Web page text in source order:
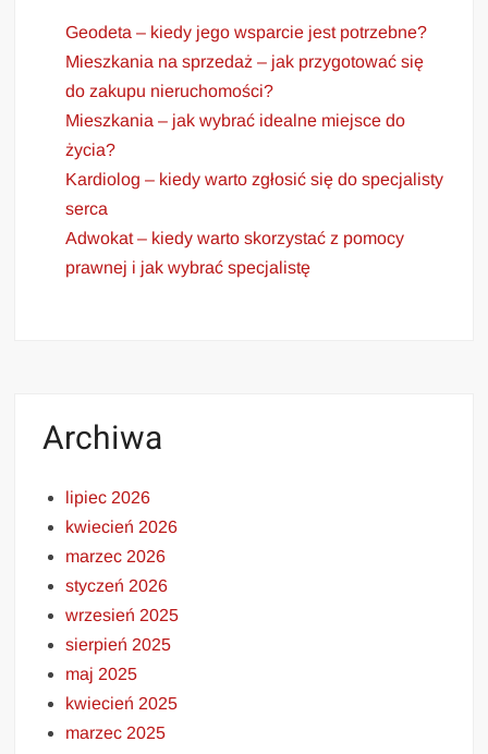
Geodeta – kiedy jego wsparcie jest potrzebne?
Mieszkania na sprzedaż – jak przygotować się
do zakupu nieruchomości?
Mieszkania – jak wybrać idealne miejsce do
życia?
Kardiolog – kiedy warto zgłosić się do specjalisty
serca
Adwokat – kiedy warto skorzystać z pomocy
prawnej i jak wybrać specjalistę
Archiwa
lipiec 2026
kwiecień 2026
marzec 2026
styczeń 2026
wrzesień 2025
sierpień 2025
maj 2025
kwiecień 2025
marzec 2025